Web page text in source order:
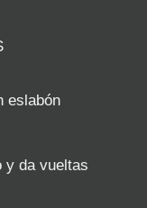
eslabón
y da vueltas